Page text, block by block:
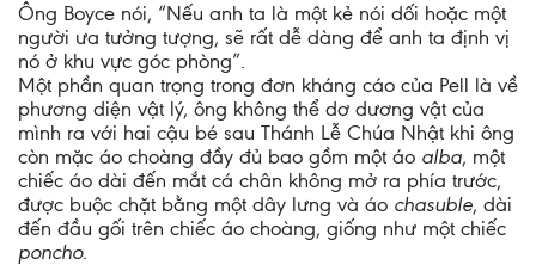
Ông Boyce nói, “Nếu anh ta là một kẻ nói dối hoặc một
người ưa tưởng tượng, sẽ rất dễ dàng để anh ta định vị
nó ở khu vực góc phòng”.
Một phần quan trọng trong đơn kháng cáo của Pell là về
phương diện vật lý, ông không thể dơ dương vật của
mình ra với hai cậu bé sau Thánh Lễ Chúa Nhật khi ông
còn mặc áo choàng đầy đủ bao gồm một áo alba, một
chiếc áo dài đến mắt cá chân không mở ra phía trước,
được buộc chặt bằng một dây lưng và áo chasuble, dài
đến đầu gối trên chiếc áo choàng, giống như một chiếc
poncho.